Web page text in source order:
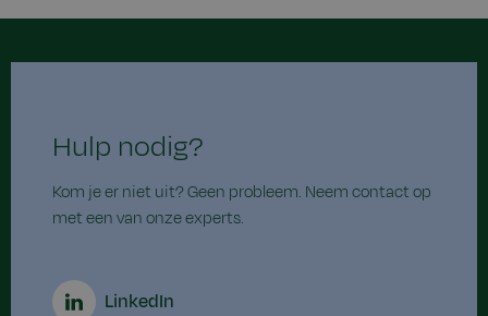
Hulp nodig?
Kom je er niet uit? Geen probleem. Neem contact op
met een van onze experts.
LinkedIn